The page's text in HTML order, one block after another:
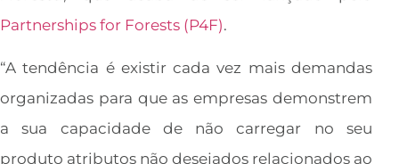
Partnerships for Forests (P4F).
“A tendência é existir cada vez mais demandas
organizadas para que as empresas demonstrem
a sua capacidade de não carregar no seu
produto atributos não desejados relacionados ao